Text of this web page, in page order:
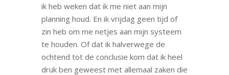
ik heb weken dat ik me niet aan mijn
planning houd. En ik vrijdag geen tijd of
zin heb om me netjes aan mijn systeem
te houden. Of dat ik halverwege de
ochtend tot de conclusie kom dat ik heel
druk ben geweest met allemaal zaken die